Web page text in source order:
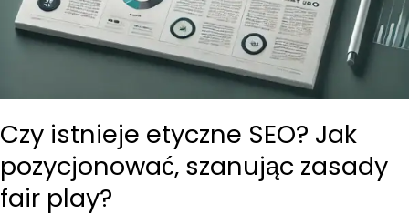
Czy istnieje etyczne SEO? Jak
pozycjonować, szanując zasady
fair play?